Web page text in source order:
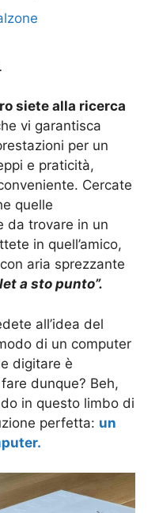
siete alla ricerca
vi garantisca
per un
e praticità,
Cercate
quelle
da trovare in un
in quell’amico,
aria sprezzante
a sto punto”.
all’idea del
di un computer
digitare è
dunque? Beh,
in questo limbo di
perfetta: un